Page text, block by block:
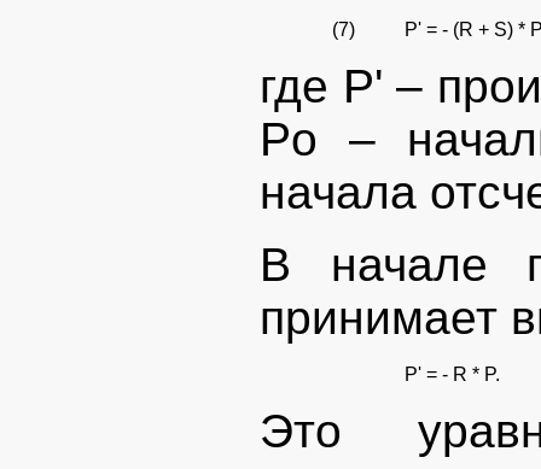
(7) P' = - (R + S) *
где P' –
Po –
начала
В начале
принимает
P' = - R * P.
Это